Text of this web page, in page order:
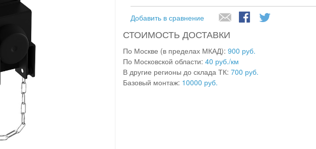
Добавить в сравнение
СТОИМОСТЬ ДОСТАВКИ
По Москве (в пределах МКАД): 900 руб.
По Московской области: 40 руб./км
В другие регионы до склада ТК: 700 руб.
Базовый монтаж: 10000 руб.